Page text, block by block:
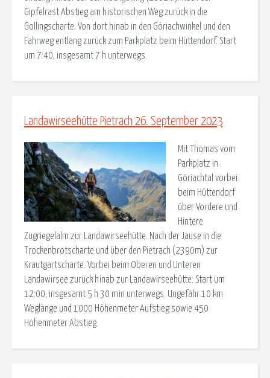
Gipfelrast Abstieg am historischen Weg zurück in die
Gollingscharte. Von dort hinab in den Göriachwinkel und den
Fahrweg entlang zurück zum Parkplatz beim Hüttendorf. Start
um 7:40, insgesamt 7 h unterwegs.
Landawirseehütte Pietrach 26. September 2023
Mit Thomas vom
Parkplatz in
Göriachtal vorbei
beim Hüttendorf
über Vordere und
Hintere
Zugriegelalm zur Landawirseehütte. Nach der Jause in die
Trockenbrotscharte und über den Pietrach (2390m) zur
Krautgartscharte. Vorbei beim Oberen und Unteren
Landawirsee zurück hinab zur Landawirseehütte. Start um
12:00, insgesamt 5 h 30 min unterwegs. Ungefähr 10 km
Weglänge und 1000 Höhenmeter Aufstieg sowie 450
Höhenmeter Abstieg.